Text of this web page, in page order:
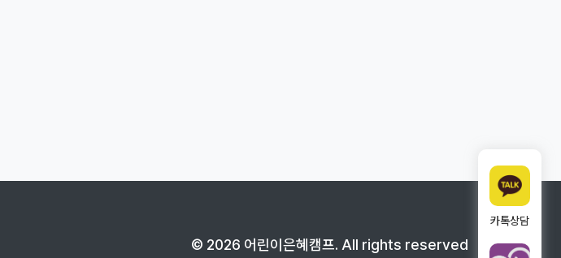
카톡상담
© 2026 어린이은혜캠프. All rights reserved